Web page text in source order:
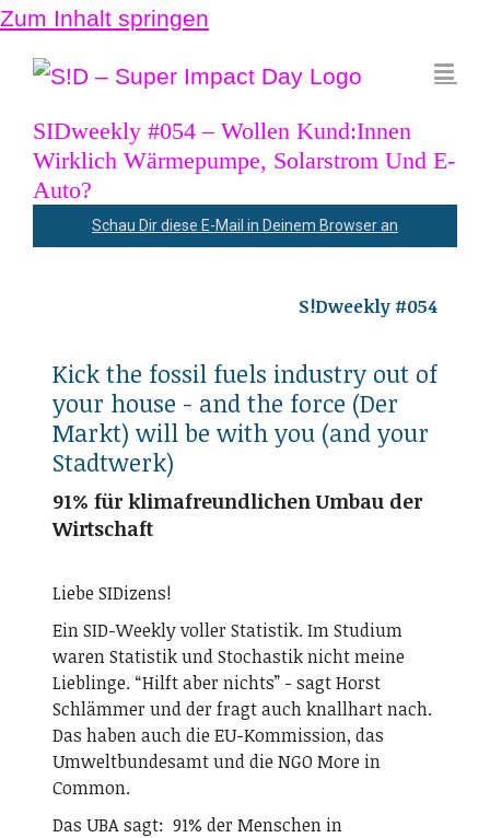
Zum Inhalt springen
SIDweekly #054 – Wollen Kund:Innen
Wirklich Wärmepumpe, Solarstrom Und E-
Auto?
Schau Dir diese E-Mail in Deinem Browser an
S!Dweekly #054
Kick the fossil fuels industry out of
your house - and the force (Der
Markt) will be with you (and your
Stadtwerk)
91% für klimafreundlichen Umbau der
Wirtschaft
Liebe SIDizens!
Ein SID-Weekly voller Statistik. Im Studium
waren Statistik und Stochastik nicht meine
Lieblinge. “Hilft aber nichts” - sagt Horst
Schlämmer und der fragt auch knallhart nach.
Das haben auch die EU-Kommission, das
Umweltbundesamt und die NGO More in
Common.
Das UBA sagt: 91% der Menschen in